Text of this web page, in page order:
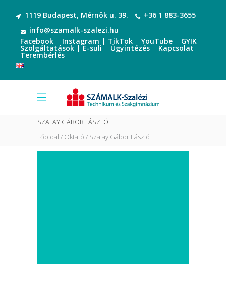
1119 Budapest, Mérnök u. 39.
+36 1 883-3655
info@szamalk-szalezi.hu
Facebook
Instagram TikTok YouTube GYIK
Szolgáltatások E-suli Ügyintézés Kapcsolat
Terembérlés
SZALAY GÁBOR LÁSZLÓ
Főoldal Oktató Szalay Gábor László